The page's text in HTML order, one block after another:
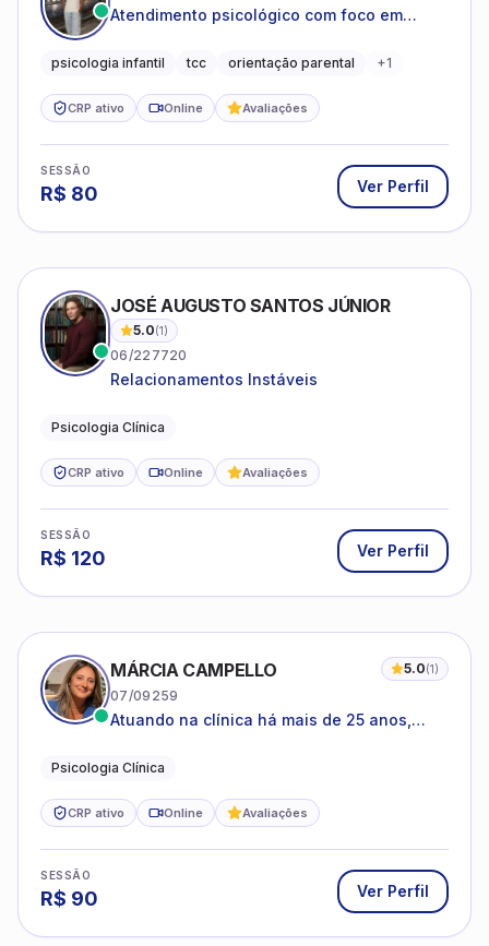
Atendimento psicológico com foco em
promovendo equilíbrio emocional e
psicologia infantil tcc orientação parental +1
CRP ativo Online Avaliações
SESSÃO
R$ 80 Ver Perfil
JOSÉ AUGUSTO SANTOS JÚNIOR
5.0(1)
06/227720
Relacionamentos Instáveis
Psicologia Clínica
CRP ativo Online Avaliações
SESSÃO
R$ 120 Ver Perfil
MÁRCIA CAMPELLO 5.0(1)
07/09259
Atuando na clínica há mais de 25 anos,
estruturas, com experiência em
Psicologia Clínica
CRP ativo Online Avaliações
SESSÃO
R$ 90 Ver Perfil